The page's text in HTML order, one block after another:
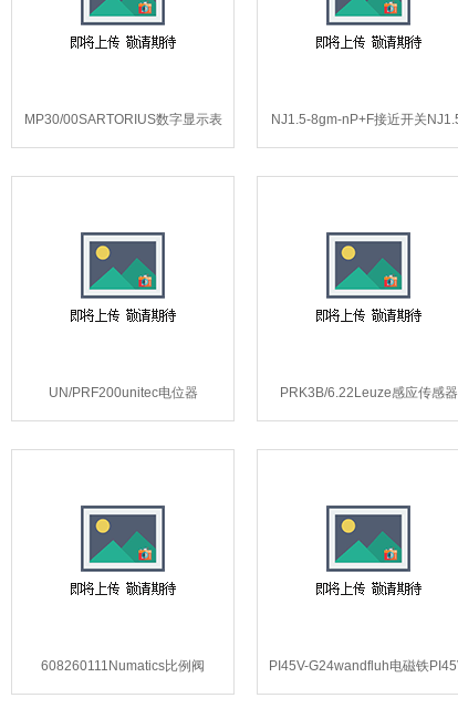
MP30/00SARTORIUS数字显示表
MP30/00*.
NJ1.5-8gm-nP+F接近开关
8gm-n*.
UN/PRF200unitec电位器
UN/PRF200**.
PRK3B/6.22Leuze感应传感器
PRK3B/6.22*.
608260111Numatics比例阀
608260111*.
PI45V-G24wandfluh电磁铁
G24*.